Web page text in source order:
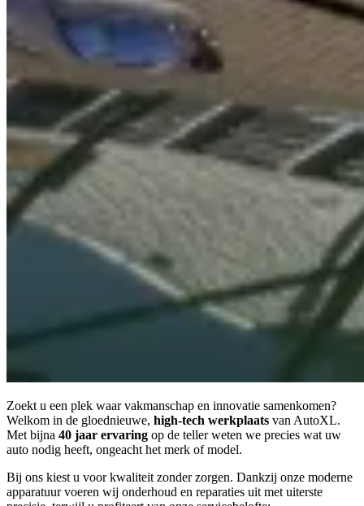
Zoekt u een plek waar vakmanschap en innovatie samenkomen?
Welkom in de gloednieuwe, high-tech werkplaats van AutoXL.
Met bijna 40 jaar ervaring op de teller weten we precies wat uw
auto nodig heeft, ongeacht het merk of model.
Bij ons kiest u voor kwaliteit zonder zorgen. Dankzij onze moderne
apparatuur voeren wij onderhoud en reparaties uit met uiterste